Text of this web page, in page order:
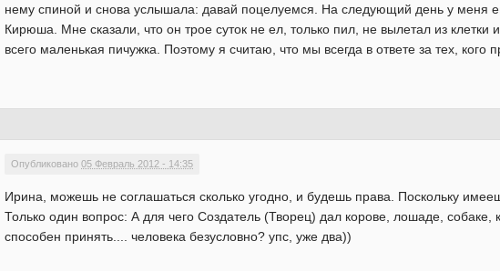
нему спиной и снова услышала: давай поцелуемся. На следующий день у меня
Кирюша. Мне сказали, что он трое суток не ел, только пил, не вылетал из
всего маленькая пичужка. Поэтому я считаю, что мы всегда в ответе за тех, кого
Опубликовано05 Февраль 2012 - 14:35
Ирина, можешь не соглашаться сколько угодно, и будешь права. Поскольку
Только один вопрос: А для чего Создатель (Творец) дал корове, лошаде,
способен принять.... человека безусловно? упс, уже два))